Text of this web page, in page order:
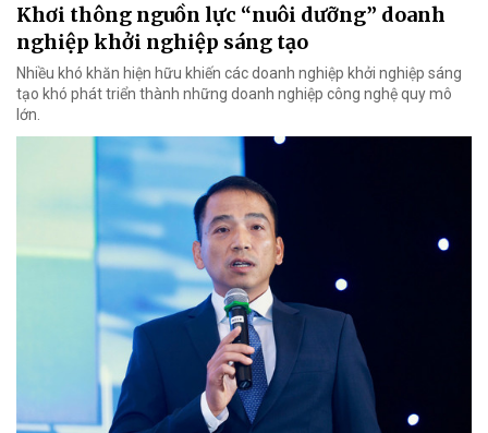
Khơi thông nguồn lực “nuôi dưỡng” doanh
nghiệp khởi nghiệp sáng tạo
Nhiều khó khăn hiện hữu khiến các doanh nghiệp khởi nghiệp sáng
tạo khó phát triển thành những doanh nghiệp công nghệ quy mô
lớn.